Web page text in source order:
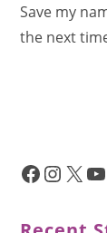
Save my
the next